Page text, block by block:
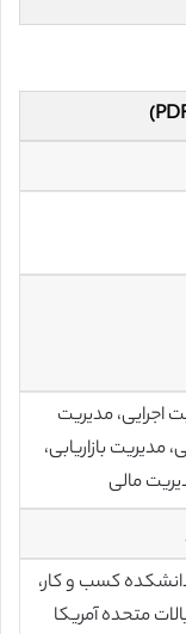
اجرایی، مدیریت
مدیریت بازاریابی،
مالی
دانشکده کسب و کار،
متحده آمریکا